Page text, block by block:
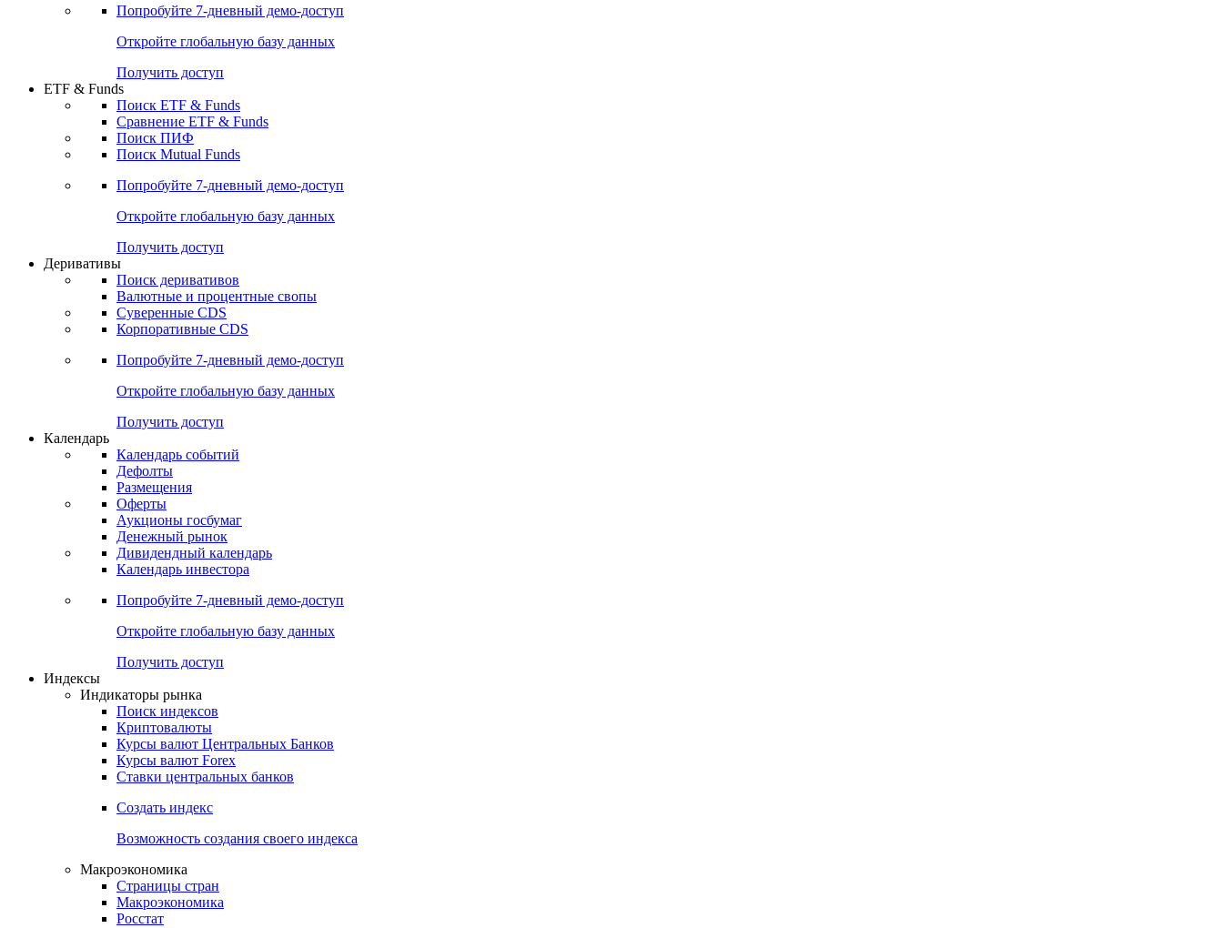
Попробуйте 7-дневный демо-доступ
Откройте глобальную базу данных
Получить доступ
ETF & Funds
Поиск ETF & Funds
Сравнение ETF & Funds
Поиск ПИФ
Поиск Mutual Funds
Попробуйте 7-дневный демо-доступ
Откройте глобальную базу данных
Получить доступ
Деривативы
Поиск деривативов
Валютные и процентные свопы
Суверенные CDS
Корпоративные CDS
Попробуйте 7-дневный демо-доступ
Откройте глобальную базу данных
Получить доступ
Календарь
Календарь событий
Дефолты
Размещения
Оферты
Аукционы госбумаг
Денежный рынок
Дивидендный календарь
Календарь инвестора
Попробуйте 7-дневный демо-доступ
Откройте глобальную базу данных
Получить доступ
Индексы
Индикаторы рынка
Поиск индексов
Криптовалюты
Курсы валют Центральных Банков
Курсы валют Forex
Ставки центральных банков
Создать индекс
Возможность создания своего индекса
Макроэкономика
Страницы стран
Макроэкономика
Росстат